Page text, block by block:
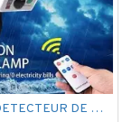
LAMPE DETECTEUR DE MOUVEMENT SOLAR SENSOR LIGHT